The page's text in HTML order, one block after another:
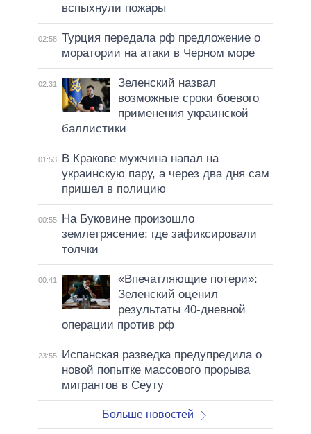
вспыхнули пожары
02:58 Турция передала рф предложение о
моратории на атаки в Черном море
02:31
Зеленский назвал
возможные сроки боевого
применения украинской
баллистики
01:53
В Кракове мужчина напал на
украинскую пару, а через два дня сам
пришел в полицию
00:55
На Буковине произошло
землетрясение: где зафиксировали
толчки
00:41
«Впечатляющие потери»:
Зеленский оценил
результаты 40-дневной
операции против рф
23:55
Испанская разведка предупредила о
новой попытке массового прорыва
мигрантов в Сеуту
Больше новостей